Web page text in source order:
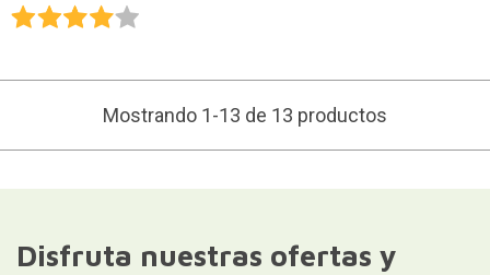
Mostrando 1-13 de 13 productos
Disfruta nuestras ofertas y